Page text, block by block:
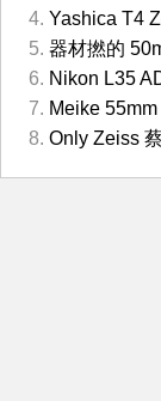
Yashica T4
器材撚的
Nikon L35
Meike
Only Zeiss